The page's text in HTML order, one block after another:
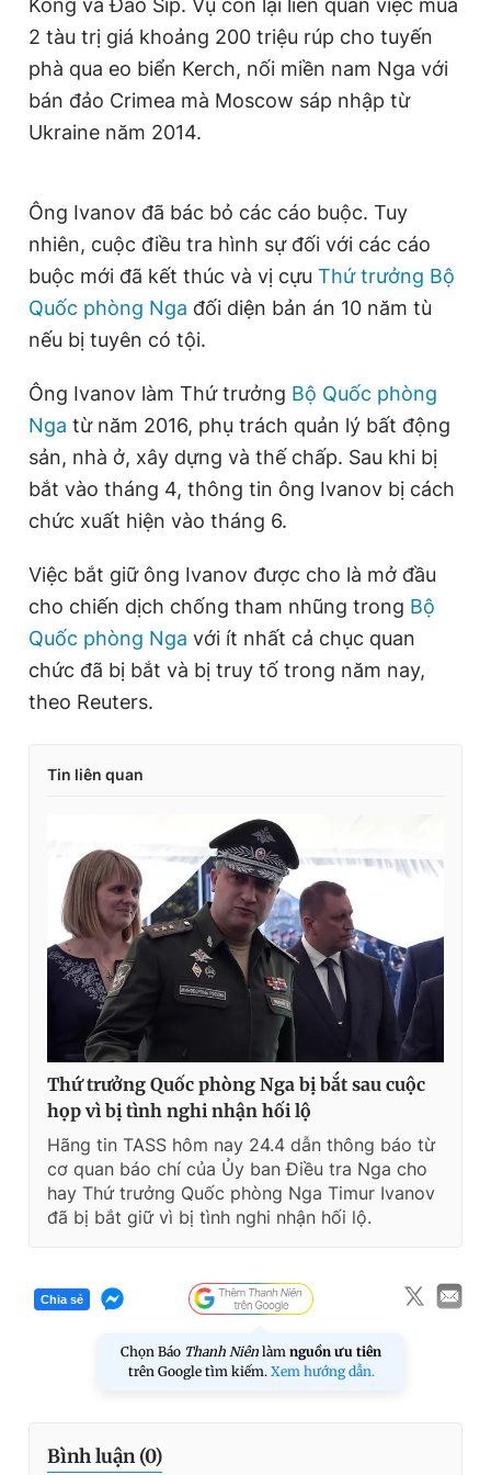
Giấy phép xuất bản số 110/GP - BTTTT cấp ngày 24.3.2020
© 2003-2026 Bản quyền thuộc về Báo Thanh Niên. Cấm sao
chép dưới mọi hình thức nếu không có sự chấp thuận bằng văn
bản. Phát triển bởi ePi Technologies, JSC.
Kông và Đảo Síp. Vụ còn lại liên quan việc mua
2 tàu trị giá khoảng 200 triệu rúp cho tuyến
phà qua eo biển Kerch, nối miền nam Nga với
bán đảo Crimea mà Moscow sáp nhập từ
Ukraine năm 2014.
Ông Ivanov đã bác bỏ các cáo buộc. Tuy
nhiên, cuộc điều tra hình sự đối với các cáo
buộc mới đã kết thúc và vị cựu Thứ trưởng Bộ
Quốc phòng Nga đối diện bản án 10 năm tù
nếu bị tuyên có tội.
Ông Ivanov làm Thứ trưởng Bộ Quốc phòng
Nga từ năm 2016, phụ trách quản lý bất động
sản, nhà ở, xây dựng và thế chấp. Sau khi bị
bắt vào tháng 4, thông tin ông Ivanov bị cách
chức xuất hiện vào tháng 6.
Việc bắt giữ ông Ivanov được cho là mở đầu
cho chiến dịch chống tham nhũng trong Bộ
Quốc phòng Nga với ít nhất cả chục quan
chức đã bị bắt và bị truy tố trong năm nay,
theo Reuters.
Tin liên quan
Thứ trưởng Quốc phòng Nga bị bắt sau cuộc
họp vì bị tình nghi nhận hối lộ
Hãng tin TASS hôm nay 24.4 dẫn thông báo từ
cơ quan báo chí của Ủy ban Điều tra Nga cho
hay Thứ trưởng Quốc phòng Nga Timur Ivanov
đã bị bắt giữ vì bị tình nghi nhận hối lộ.
Chia sẻ
Chọn Báo Thanh Niên làm nguồn ưu tiên
trên Google tìm kiếm. Xem hướng dẫn.
Bình luận (0)